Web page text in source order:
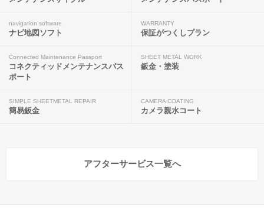
navigation software
ナビ地図ソフト
WARRANTY
保証がつくしプラン
Connected Maintenance Passport
コネクティッドメンテナンスパス
ポート
SHEET METAL WORK
鈑金・塗装
SIMPLE SHEETMETAL REPAIR
簡易鈑金
CAMERA COATING
カメラ親水コート
アフターサービス一覧へ